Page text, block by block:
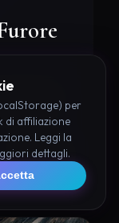
nei pressi
passato.
Esplora
per
di affiliazione
Leggi la
dettagli.